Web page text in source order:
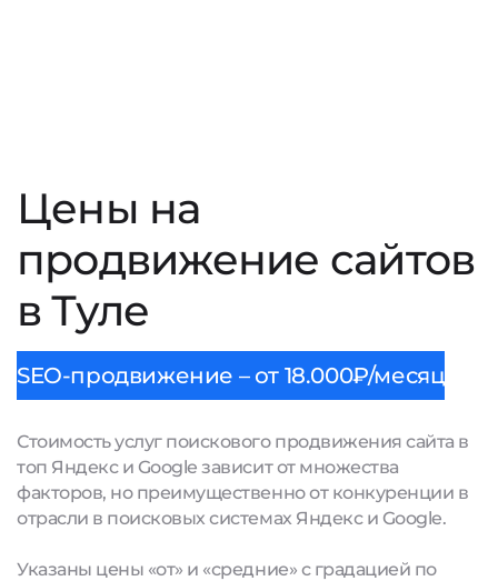
Цены на
продвижение сайтов
в Туле
SEO-продвижение – от 18.000₽/месяц
Стоимость услуг поискового продвижения сайта в
топ Яндекс и Google зависит от множества
факторов, но преимущественно от конкуренции в
отрасли в поисковых системах Яндекс и Google.
Указаны цены «от» и «средние» с градацией по